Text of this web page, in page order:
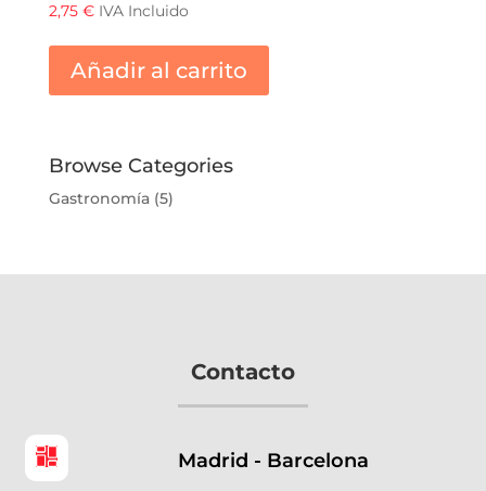
2,75 € IVA Incluido
Añadir al carrito
Browse Categories
Gastronomía(5)
Contacto
Madrid - Barcelona